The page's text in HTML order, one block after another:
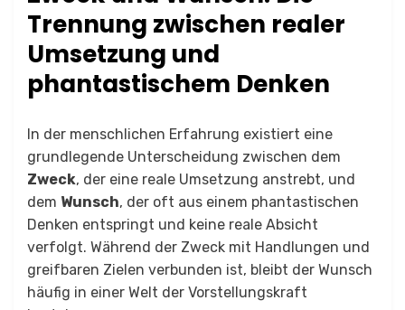
Trennung zwischen realer
Umsetzung und
phantastischem Denken
In der menschlichen Erfahrung existiert eine
grundlegende Unterscheidung zwischen dem
Zweck, der eine reale Umsetzung anstrebt, und
dem Wunsch, der oft aus einem phantastischen
Denken entspringt und keine reale Absicht
verfolgt. Während der Zweck mit Handlungen und
greifbaren Zielen verbunden ist, bleibt der Wunsch
häufig in einer Welt der Vorstellungskraft